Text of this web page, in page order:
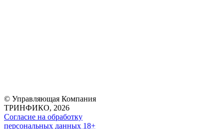
© Управляющая Компания
ТРИНФИКО, 2026
Согласие на обработку
персональных данных 18+